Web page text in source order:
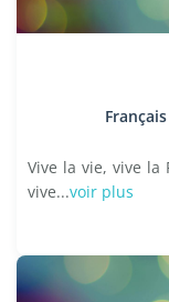
Vive la vie, vive la
vive...voir plus